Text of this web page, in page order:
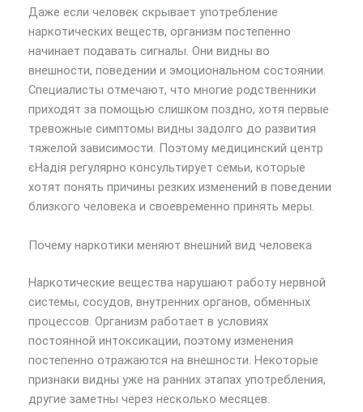
Даже если человек скрывает употребление
наркотических веществ, организм постепенно
начинает подавать сигналы. Они видны во
внешности, поведении и эмоциональном состоянии.
Специалисты отмечают, что многие родственники
приходят за помощью слишком поздно, хотя первые
тревожные симптомы видны задолго до развития
тяжелой зависимости. Поэтому медицинский центр
єНадія регулярно консультирует семьи, которые
хотят понять причины резких изменений в поведении
близкого человека и своевременно принять меры.
Почему наркотики меняют внешний вид человека
Наркотические вещества нарушают работу нервной
системы, сосудов, внутренних органов, обменных
процессов. Организм работает в условиях
постоянной интоксикации, поэтому изменения
постепенно отражаются на внешности. Некоторые
признаки видны уже на ранних этапах употребления,
другие заметны через несколько месяцев.